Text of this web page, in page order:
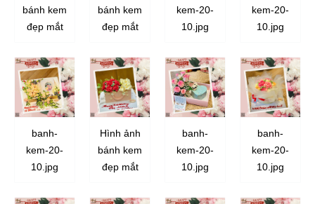
bánh kem
đẹp mắt
bánh kem
đẹp mắt
kem-20-
10.jpg
kem-20-
10.jpg
banh-
kem-20-
10.jpg
Hình ảnh
bánh kem
đẹp mắt
banh-
kem-20-
10.jpg
banh-
kem-20-
10.jpg